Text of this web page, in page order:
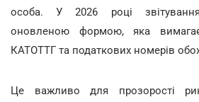
особа. У 2026 році
оновленою формою, яка
КАТОТТГ та податкових номерів
Це важливо для прозорості